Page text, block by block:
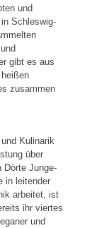
und
Schleswig-
gibt es aus
zusammen
Kulinarik
über
Dörte Junge-
in leitender
arbeitet, ist
ihr viertes
und